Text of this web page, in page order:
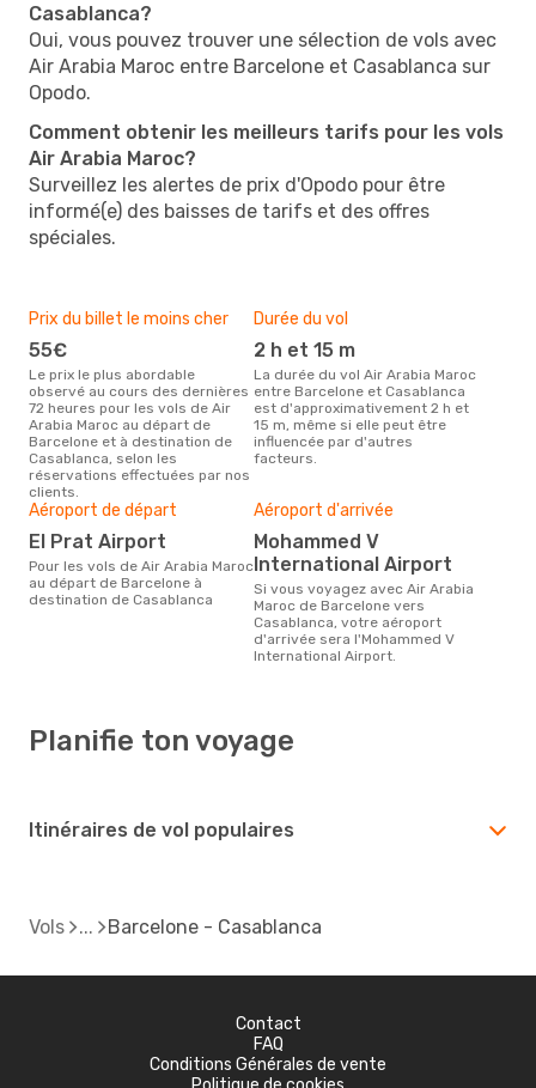
Casablanca?
Oui, vous pouvez trouver une sélection de vols avec
Air Arabia Maroc entre Barcelone et Casablanca sur
Opodo.
Comment obtenir les meilleurs tarifs pour les vols
Air Arabia Maroc?
Surveillez les alertes de prix d'Opodo pour être
informé(e) des baisses de tarifs et des offres
spéciales.
Prix du billet le moins cher
55€
Le prix le plus abordable
observé au cours des dernières
72 heures pour les vols de Air
Arabia Maroc au départ de
Barcelone et à destination de
Casablanca, selon les
réservations effectuées par nos
clients.
Durée du vol
2 h et 15 m
La durée du vol Air Arabia Maroc
entre Barcelone et Casablanca
est d'approximativement 2 h et
15 m, même si elle peut être
influencée par d'autres
facteurs.
Aéroport de départ
El Prat Airport
Pour les vols de Air Arabia Maroc
au départ de Barcelone à
destination de Casablanca
Aéroport d'arrivée
Mohammed V
International Airport
Si vous voyagez avec Air Arabia
Maroc de Barcelone vers
Casablanca, votre aéroport
d'arrivée sera l'Mohammed V
International Airport.
Planifie ton voyage
Itinéraires de vol populaires
Vols Barcelone - Casablanca
Contact
FAQ
Conditions Générales de vente